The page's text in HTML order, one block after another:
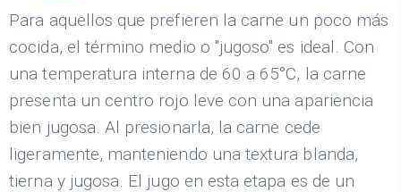
Para aquellos que prefieren la carne un poco más
cocida, el término medio o "jugoso" es ideal. Con
una temperatura interna de 60 a 65°C, la carne
presenta un centro rojo leve con una apariencia
bien jugosa. Al presionarla, la carne cede
ligeramente, manteniendo una textura blanda,
tierna y jugosa. El jugo en esta etapa es de un